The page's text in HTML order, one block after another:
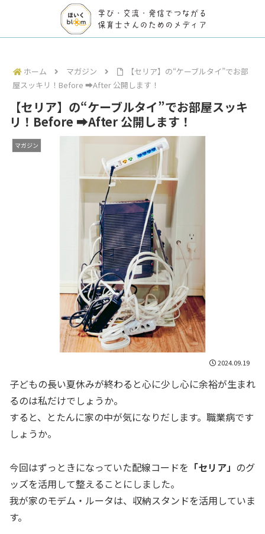
ホーム マガジン
【セリア】の“ケーブルタイ”でお部
屋スッキリ！Before ➡After 公開します！
【セリア】の“ケーブルタイ”でお部屋スッキ
リ！Before ➡After 公開します！
マガジン
2024.09.19
子どもの長い夏休みが終わると心に少し心に余裕が生まれ
るのは私だけでしょうか。
すると、とたんに家の中が気になりだします。職業病です
しょうか。
今回はずっときになっていた配線コードを 「セリア」 のグ
ッズを活用して整えることにしました。
我が家のモデム・ルータは、収納スタンドを活用していま
す。